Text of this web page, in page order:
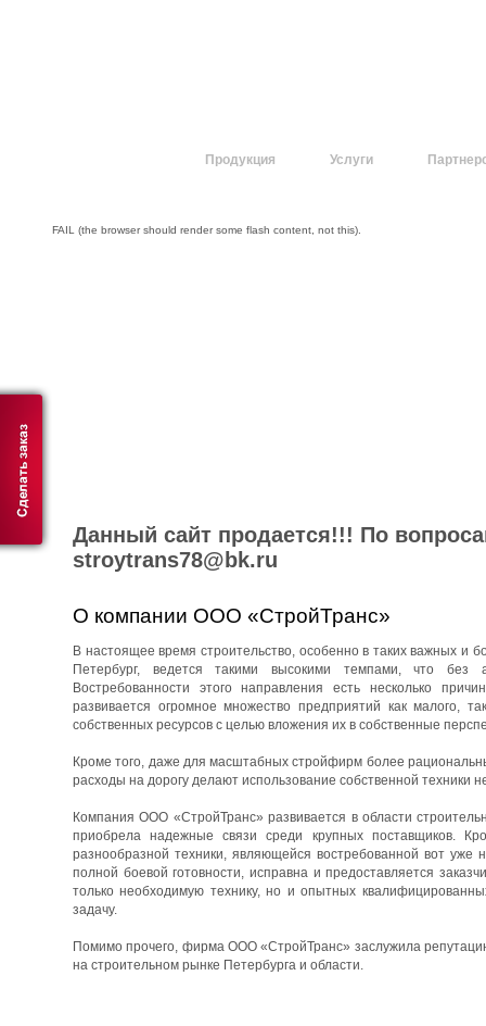
Продукция Услуги
FAIL (the browser should render some flash content, not this).
Данный сайт продается!!! По
stroytrans78@bk.ru
О компании ООО «СтройТранс»
В настоящее время строительство, особенно в таких важных и
Петербург, ведется такими высокими темпами, что без
Востребованности этого направления есть несколько
развивается огромное множество предприятий как малого,
собственных ресурсов с целью вложения их в собственные
Кроме того, даже для масштабных стройфирм более
расходы на дорогу делают использование собственной техники
Компания ООО «СтройТранс» развивается в области
приобрела надежные связи среди крупных поставщиков.
разнообразной техники, являющейся востребованной вот уже
полной боевой готовности, исправна и предоставляется
только необходимую технику, но и опытных
задачу.
Помимо прочего, фирма ООО «СтройТранс» заслужила
на строительном рынке Петербурга и области.